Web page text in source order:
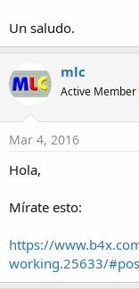
Un saludo.
mlc
Active Member
Mar 4, 2016
Hola,
Mírate esto:
https://
working.25633/